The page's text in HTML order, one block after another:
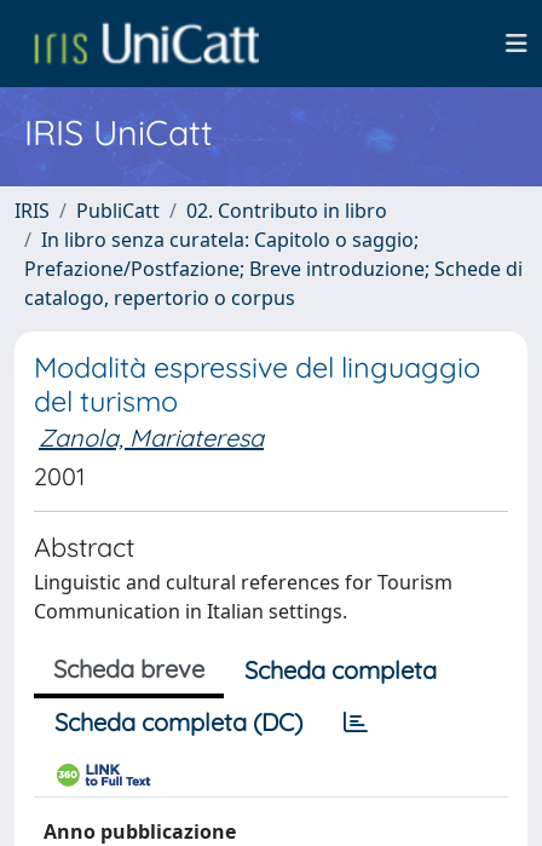
IRIS UniCatt
IRIS PubliCatt
02. Contributo in libro
In libro senza curatela: Capitolo o saggio;
Prefazione/Postfazione; Breve introduzione; Schede di
catalogo, repertorio o corpus
Modalità espressive del linguaggio
del turismo
Zanola, Mariateresa
2001
Abstract
Linguistic and cultural references for Tourism
Communication in Italian settings.
Scheda breve
Scheda completa
Scheda completa (DC)
Anno pubblicazione